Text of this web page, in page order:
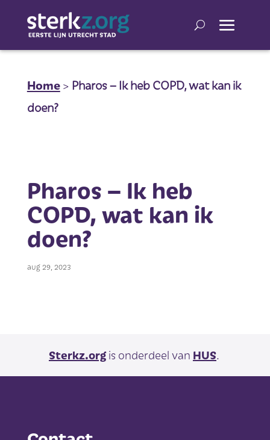
Home> Pharos – Ik heb COPD, wat kan ik
doen?
Pharos – Ik heb
COPD, wat kan ik
doen?
aug 29, 2023
Sterkz.orgis onderdeel van HUS.